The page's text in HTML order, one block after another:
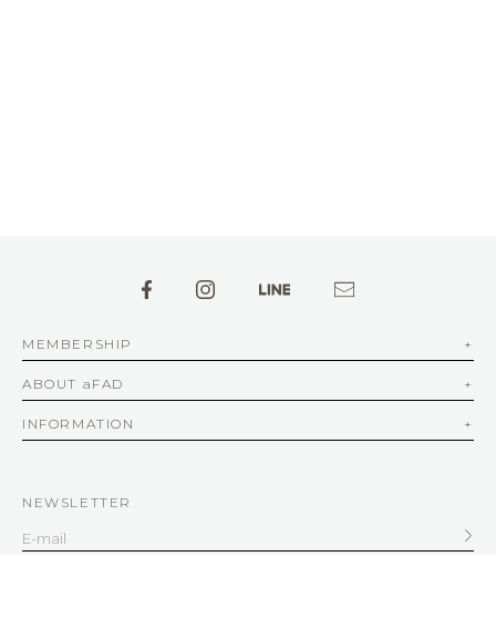
MEMBERSHIP
ABOUT aFAD
INFORMATION
NEWSLETTER